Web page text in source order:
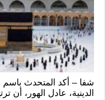
شفا – أكد المتحدث باسم
الدينية، عادل الهور، أن